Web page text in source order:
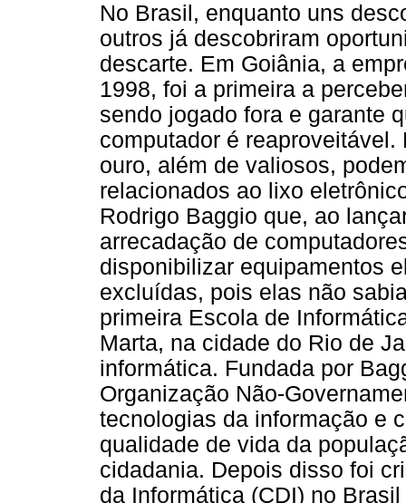
No Brasil, enquanto uns
outros já descobriram
descarte. Em Goiânia, a
1998, foi a primeira a
sendo jogado fora e garante
computador é
ouro, além de valiosos,
relacionados ao lixo
Rodrigo Baggio que, ao
arrecadação de
disponibilizar equipamentos
excluídas, pois elas não
primeira Escola de
Marta, na cidade do Rio de
informática. Fundada por
Organização Não-
tecnologias da informação e
qualidade de vida da
cidadania. Depois disso foi
da Informática (CDI) no